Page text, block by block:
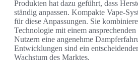
Produkten hat dazu geführt, dass
ständig anpassen. Kompakte Vape-
für diese Anpassungen. Sie
Technologie mit einem
Nutzern eine angenehme
Entwicklungen sind ein
Wachstum des Marktes.